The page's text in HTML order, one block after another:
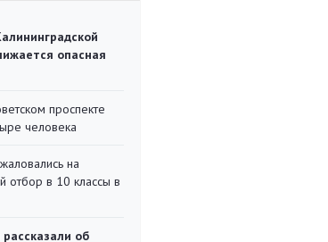
опасная
проспекте
человека
на
отбор в 10 классы в
об